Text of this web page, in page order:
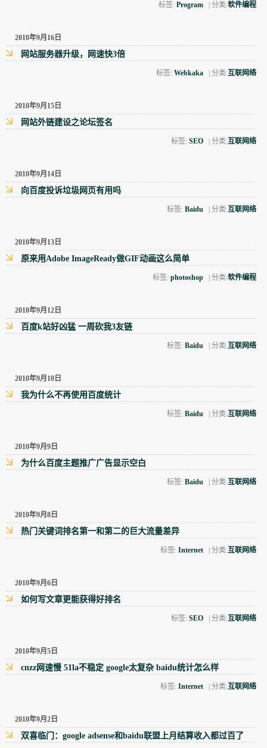
标签:Program | 分类:软件编程
2010年9月16日
网站服务器升级，网速快3倍
标签:Webkaka | 分类:互联网络
2010年9月15日
网站外链建设之论坛签名
标签:SEO | 分类:互联网络
2010年9月14日
向百度投诉垃圾网页有用吗
标签:Baidu | 分类:互联网络
2010年9月13日
原来用Adobe ImageReady做GIF动画这么简单
标签:photoshop | 分类:软件编程
2010年9月12日
百度k站好凶猛 一周砍我3友链
标签:Baidu | 分类:互联网络
2010年9月10日
我为什么不再使用百度统计
标签:Baidu | 分类:互联网络
2010年9月9日
为什么百度主题推广广告显示空白
标签:Baidu | 分类:互联网络
2010年9月8日
热门关键词排名第一和第二的巨大流量差异
标签:Internet | 分类:互联网络
2010年9月6日
如何写文章更能获得好排名
标签:SEO | 分类:互联网络
2010年9月5日
cnzz网速慢 51la不稳定 google太复杂 baidu统计怎么样
标签:Internet | 分类:互联网络
2010年9月2日
双喜临门：google adsense和baidu联盟上月结算收入都过百了